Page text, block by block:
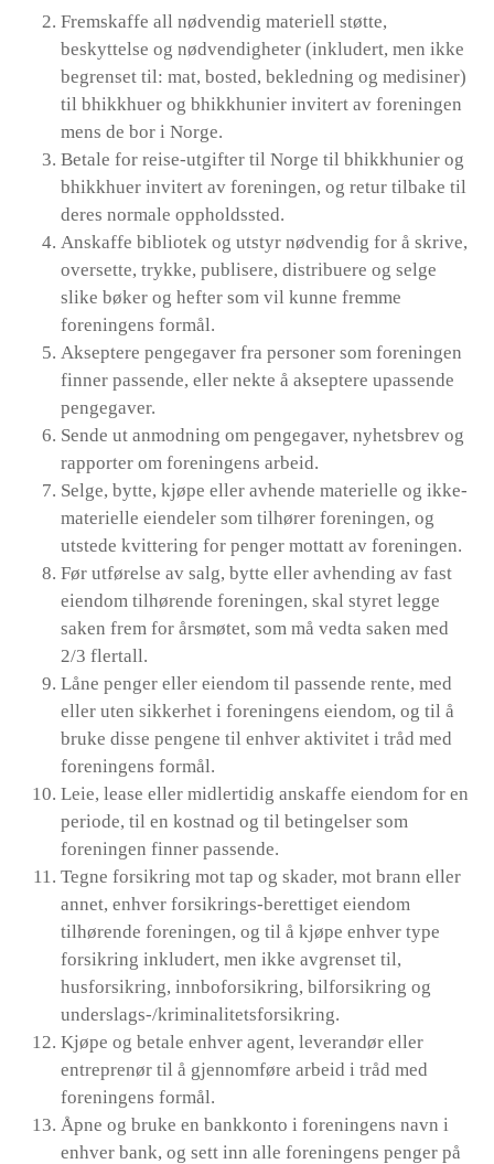
Fremskaffe all nødvendig materiell støtte,
beskyttelse og nødvendigheter (inkludert, men ikke
begrenset til: mat, bosted, bekledning og medisiner)
til bhikkhuer og bhikkhunier invitert av foreningen
mens de bor i Norge.
Betale for reise-utgifter til Norge til bhikkhunier og
bhikkhuer invitert av foreningen, og retur tilbake til
deres normale oppholdssted.
Anskaffe bibliotek og utstyr nødvendig for å skrive,
oversette, trykke, publisere, distribuere og selge
slike bøker og hefter som vil kunne fremme
foreningens formål.
Akseptere pengegaver fra personer som foreningen
finner passende, eller nekte å akseptere upassende
pengegaver.
Sende ut anmodning om pengegaver, nyhetsbrev og
rapporter om foreningens arbeid.
Selge, bytte, kjøpe eller avhende materielle og ikke-
materielle eiendeler som tilhører foreningen, og
utstede kvittering for penger mottatt av foreningen.
Før utførelse av salg, bytte eller avhending av fast
eiendom tilhørende foreningen, skal styret legge
saken frem for årsmøtet, som må vedta saken med
2/3 flertall.
Låne penger eller eiendom til passende rente, med
eller uten sikkerhet i foreningens eiendom, og til å
bruke disse pengene til enhver aktivitet i tråd med
foreningens formål.
Leie, lease eller midlertidig anskaffe eiendom for en
periode, til en kostnad og til betingelser som
foreningen finner passende.
Tegne forsikring mot tap og skader, mot brann eller
annet, enhver forsikrings-berettiget eiendom
tilhørende foreningen, og til å kjøpe enhver type
forsikring inkludert, men ikke avgrenset til,
husforsikring, innboforsikring, bilforsikring og
underslags-/kriminalitetsforsikring.
Kjøpe og betale enhver agent, leverandør eller
entreprenør til å gjennomføre arbeid i tråd med
foreningens formål.
Åpne og bruke en bankkonto i foreningens navn i
enhver bank, og sett inn alle foreningens penger på